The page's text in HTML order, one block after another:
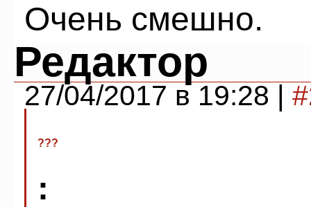
Очень смешно.
Редактор
27/04/2017 в 19:28 |
???
: